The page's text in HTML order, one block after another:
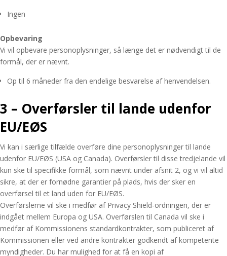
Ingen
Opbevaring
Vi vil opbevare personoplysninger, så længe det er nødvendigt til de
formål, der er nævnt.
Op til 6 måneder fra den endelige besvarelse af henvendelsen.
3 – Overførsler til lande udenfor
EU/EØS
Vi kan i særlige tilfælde overføre dine personoplysninger til lande
udenfor EU/EØS (USA og Canada). Overførsler til disse tredjelande vil
kun ske til specifikke formål, som nævnt under afsnit 2, og vi vil altid
sikre, at der er fornødne garantier på plads, hvis der sker en
overførsel til et land uden for EU/EØS.
Overførslerne vil ske i medfør af Privacy Shield-ordningen, der er
indgået mellem Europa og USA. Overførslen til Canada vil ske i
medfør af Kommissionens standardkontrakter, som publiceret af
Kommissionen eller ved andre kontrakter godkendt af kompetente
myndigheder. Du har mulighed for at få en kopi af